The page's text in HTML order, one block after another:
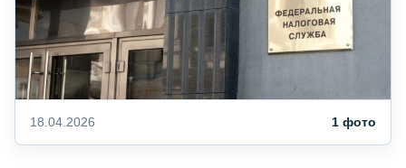
18.04.2026 1 фото